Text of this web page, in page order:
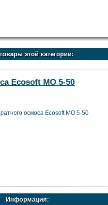
этой категории:
Ecosoft MO 5-50
осмоса Ecosoft MO 5-50
Информация: